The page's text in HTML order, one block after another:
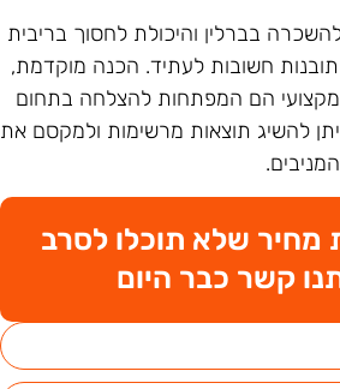
בברלין והיכולת לחסוך בריבית
חשובות לעתיד. הכנה מוקדמת,
הם המפתחות להצלחה בתחום
להשיג תוצאות מרשימות ולמקסם את
שלא תוכלו לסרב
קשר כבר היום